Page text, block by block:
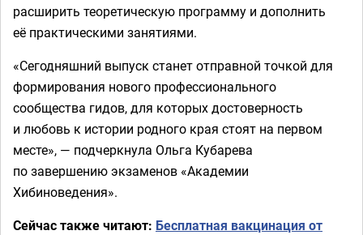
расширить теоретическую программу и дополнить
её практическими занятиями.
«Сегодняшний выпуск станет отправной точкой для
формирования нового профессионального
сообщества гидов, для которых достоверность
и любовь к истории родного края стоят на первом
месте», — подчеркнула Ольга Кубарева
по завершению экзаменов «Академии
Хибиноведения».
Сейчас также читают: Бесплатная вакцинация от